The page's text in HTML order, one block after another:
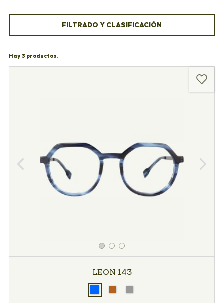
FILTRADO Y CLASIFICACIÓN
Hay 3 productos.
LEON 143